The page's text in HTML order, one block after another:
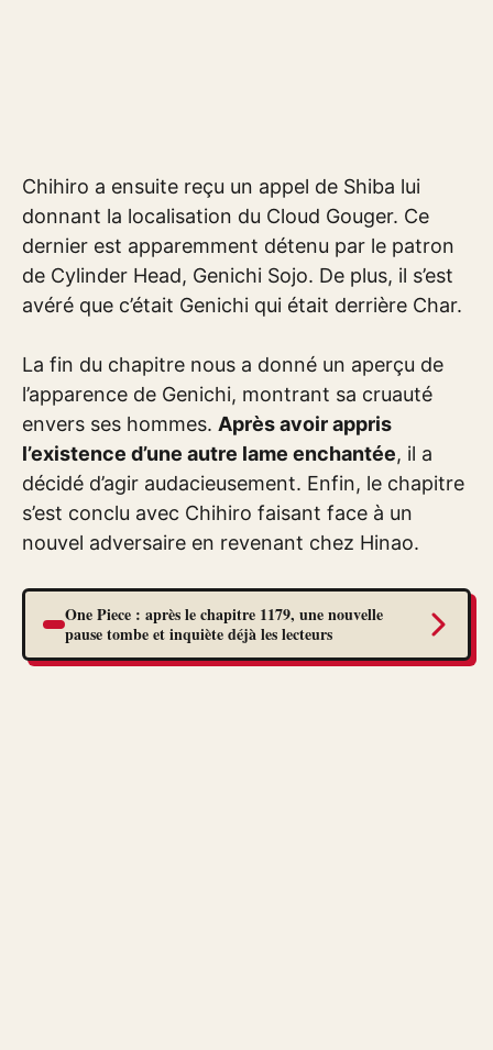
Chihiro a ensuite reçu un appel de Shiba lui
donnant la localisation du Cloud Gouger. Ce
dernier est apparemment détenu par le patron
de Cylinder Head, Genichi Sojo. De plus, il s’est
avéré que c’était Genichi qui était derrière Char.
La fin du chapitre nous a donné un aperçu de
l’apparence de Genichi, montrant sa cruauté
envers ses hommes. Après avoir appris
l’existence d’une autre lame enchantée, il a
décidé d’agir audacieusement. Enfin, le chapitre
s’est conclu avec Chihiro faisant face à un
nouvel adversaire en revenant chez Hinao.
One Piece : après le chapitre 1179, une nouvelle
pause tombe et inquiète déjà les lecteurs